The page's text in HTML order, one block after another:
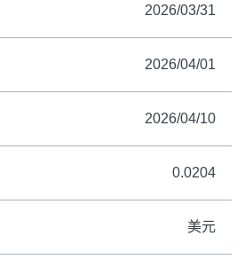
2026/03/31
2026/04/01
2026/04/10
0.0204
美元